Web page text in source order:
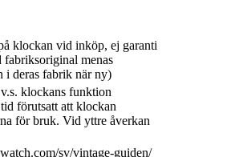
klockan vid inköp, ej garanti
menas
i deras fabrik när ny)
klockans funktion
förutsatt att klockan
för bruk. Vid yttre åverkan
sv/vintage-guiden/